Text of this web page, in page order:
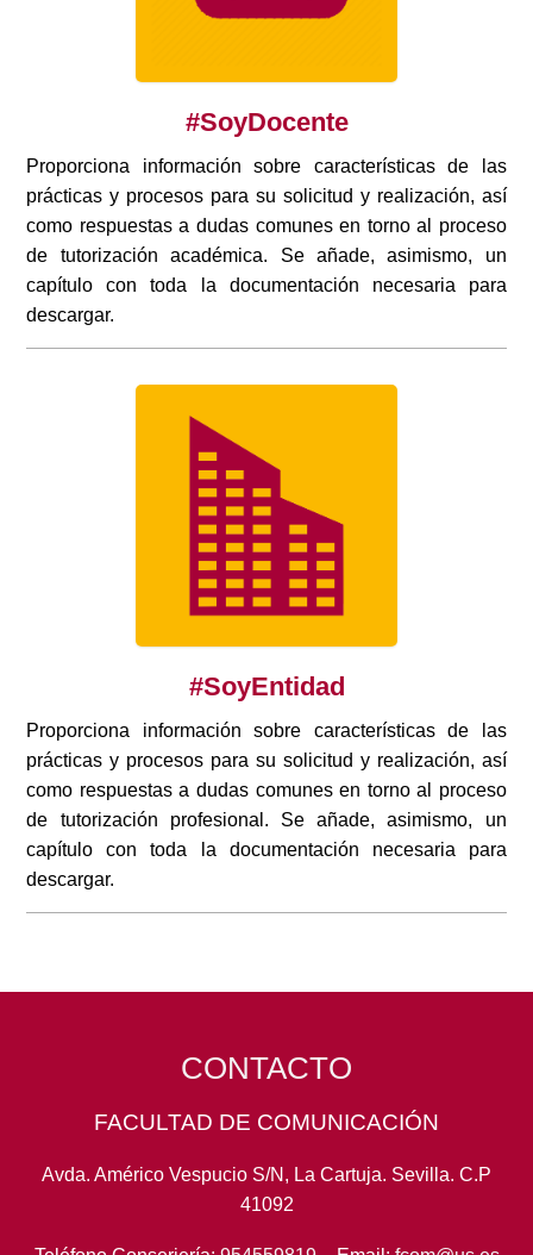
#SoyDocente
Proporciona información sobre características de las
prácticas y procesos para su solicitud y realización, así
como respuestas a dudas comunes en torno al proceso
de tutorización académica. Se añade, asimismo, un
capítulo con toda la documentación necesaria para
descargar.
#SoyEntidad
Proporciona información sobre características de las
prácticas y procesos para su solicitud y realización, así
como respuestas a dudas comunes en torno al proceso
de tutorización profesional. Se añade, asimismo, un
capítulo con toda la documentación necesaria para
descargar.
CONTACTO
FACULTAD DE COMUNICACIÓN
Avda. Américo Vespucio S/N, La Cartuja. Sevilla. C.P
41092